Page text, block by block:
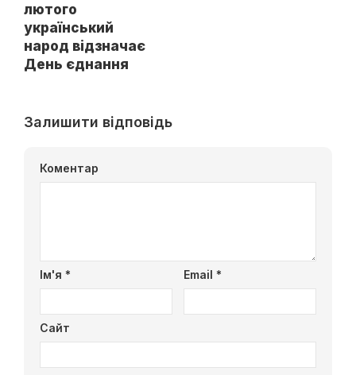
лютого
український
народ відзначає
День єднання
Залишити відповідь
Коментар
Ім'я * Email *
Сайт